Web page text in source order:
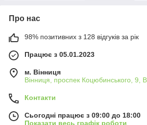
Про нас
98% позитивних з 128 відгуків за рік
Працює з 05.01.2023
м. Вінниця
Вінниця, проспек Коцюбинського, 9,
Контакти
Сьогодні працює з 09:00 до 18:00
Показати весь графік роботи